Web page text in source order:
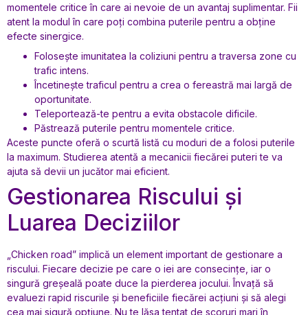
momentele critice în care ai nevoie de un avantaj suplimentar. Fii
atent la modul în care poți combina puterile pentru a obține
efecte sinergice.
Folosește imunitatea la coliziuni pentru a traversa zone cu
trafic intens.
Încetinește traficul pentru a crea o fereastră mai largă de
oportunitate.
Teleportează-te pentru a evita obstacole dificile.
Păstrează puterile pentru momentele critice.
Aceste puncte oferă o scurtă listă cu moduri de a folosi puterile
la maximum. Studierea atentă a mecanicii fiecărei puteri te va
ajuta să devii un jucător mai eficient.
Gestionarea Riscului și
Luarea Deciziilor
„Chicken road” implică un element important de gestionare a
riscului. Fiecare decizie pe care o iei are consecințe, iar o
singură greșeală poate duce la pierderea jocului. Învață să
evaluezi rapid riscurile și beneficiile fiecărei acțiuni și să alegi
cea mai sigură opțiune. Nu te lăsa tentat de scoruri mari în